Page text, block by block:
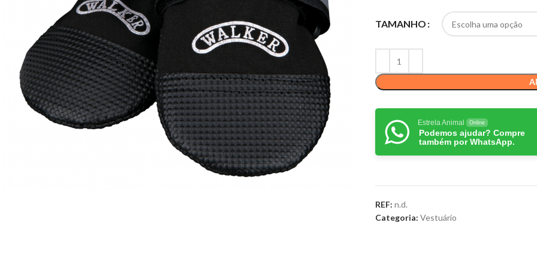
TAMANHO
Estrela Animal Online
Podemos ajudar? Compre
também por WhatsApp.
REF: n.d.
Categoria: Vestuário